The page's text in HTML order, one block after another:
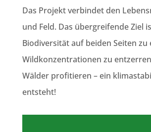
Das Projekt verbindet den
und Feld. Das übergreifende Ziel
Biodiversität auf beiden Seiten
Wildkonzentrationen zu
Wälder profitieren – ein
entsteht!